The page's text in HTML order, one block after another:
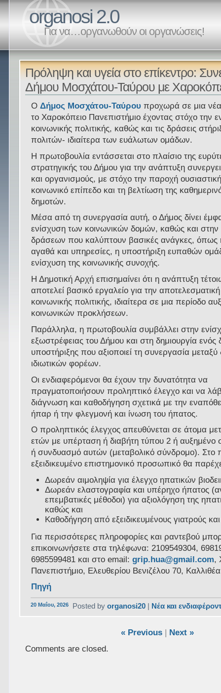
organosi 2.0
Για να…οργανωθούν οι οργανώσεις!
Πρόληψη και υγεία στο επίκεντρο:
Δήμου Μοσχάτου-Ταύρου με
ΟΔήμος Μοσχάτου-Ταύρου προχωρά σε μια
το Χαροκόπειο Πανεπιστήμιο έχοντας στόχο την
κοινωνικής πολιτικής, καθώς και τις δράσεις
πολιτών- ιδιαίτερα των ευάλωτων ομάδων.
Η πρωτοβουλία εντάσσεται στο πλαίσιο της
στρατηγικής του Δήμου για την ανάπτυξη
και οργανισμούς, με στόχο την παροχή
κοινωνικό επίπεδο και τη βελτίωση της
δημοτών.
Μέσα από τη συνεργασία αυτή, ο Δήμος δίνει
ενίσχυση των κοινωνικών δομών, καθώς και στην
δράσεων που καλύπτουν βασικές ανάγκες,
αγαθά και υπηρεσίες, η υποστήριξη ευπαθών
ενίσχυση της κοινωνικής συνοχής.
Η Δημοτική Αρχή επισημαίνει ότι η ανάπτυξη
αποτελεί βασικό εργαλείο για την
κοινωνικής πολιτικής, ιδιαίτερα σε μια περίοδο
κοινωνικών προκλήσεων.
Παράλληλα, η πρωτοβουλία συμβάλλει στην
εξωστρέφειας του Δήμου και στη δημιουργία ενός
υποστήριξης που αξιοποιεί τη συνεργασία
ιδιωτικών φορέων.
Οι ενδιαφερόμενοι θα έχουν την δυνατότητα να
πραγματοποιήσουν προληπτικό έλεγχο και να
διάγνωση και καθοδήγηση σχετικά με την
ήπαρ ή την φλεγμονή και ίνωση του ήπατος.
Ο προληπτικός έλεγχος απευθύνεται σε άτομα
ετών με υπέρταση ή διαβήτη τύπου 2 ή αυξημένο
ή συνδυασμό αυτών (μεταβολικό σύνδρομο). Στο
εξειδικευμένο επιστημονικό προσωπικό θα
Δωρεάν αιμοληψία για έλεγχο ηπατικών
Δωρεάν ελαστογραφία και υπέρηχο ήπατος
επεμβατικές μέθοδοι) για αξιολόγηση της
καθώς και
Καθοδήγηση από εξειδικευμένους γιατρούς και
Για περισσότερες πληροφορίες και ραντεβού
επικοινωνήσετε στα τηλέφωνα: 2109549304,
6985599481 και στο email:grip.hua@gmail.com,
Πανεπιστήμιο, Ελευθερίου Βενιζέλου 70, Καλλιθέα
Πηγή
20 Μαΐου, 2026 Posted byorganosi20 | Νέα και
« Previous| Next »
Comments are closed.